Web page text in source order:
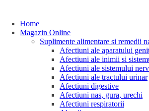
Home
Magazin Online
Suplimente alimentare si remedii
Afectiuni ale aparatului
Afectiuni ale inimii si
Afectiuni ale sistemului
Afectiuni ale tractului urinar
Afectiuni digestive
Afectiuni nas, gura, urechi
Afectiuni respiratorii